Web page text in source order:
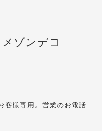
ゾンデコ
様専用。営業のお電話